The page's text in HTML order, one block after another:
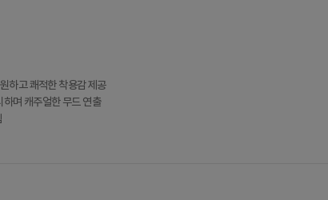
하고 쾌적한 착용감 제공
며 캐주얼한 무드 연출